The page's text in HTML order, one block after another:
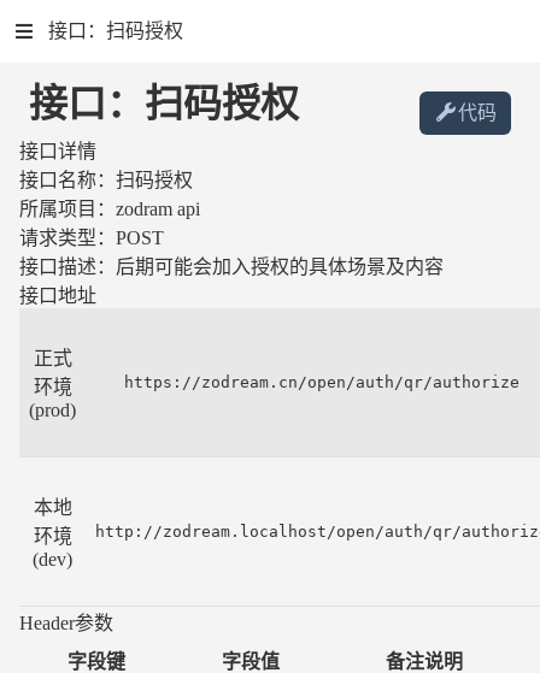
接口：扫码授权
接口：扫码授权
代码
接口详情
接口名称： 扫码授权
所属项目： zodram api
请求类型： POST
接口描述： 后期可能会加入授权的具体场景及内容
接口地址
正式
环境
(prod)
https://zodream.cn/open/auth/qr/authorize
本地
环境
(dev)
http://zodream.localhost/open/auth/qr/
Header参数
字段键
字段值
备注说明